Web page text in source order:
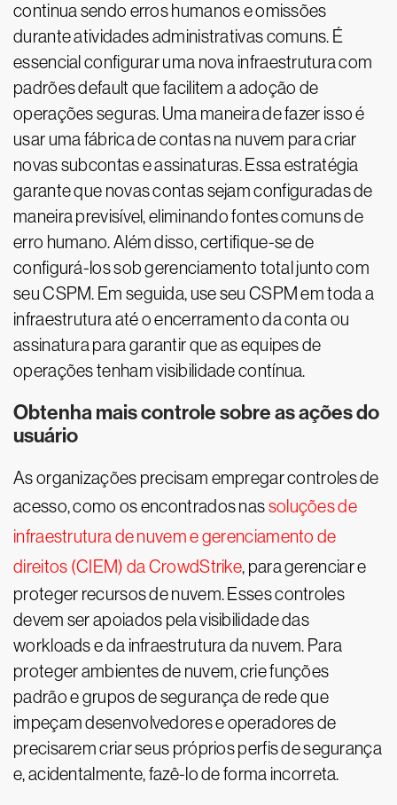
continua sendo erros humanos e omissões
durante atividades administrativas comuns. É
essencial configurar uma nova infraestrutura com
padrões default que facilitem a adoção de
operações seguras. Uma maneira de fazer isso é
usar uma fábrica de contas na nuvem para criar
novas subcontas e assinaturas. Essa estratégia
garante que novas contas sejam configuradas de
maneira previsível, eliminando fontes comuns de
erro humano. Além disso, certifique-se de
configurá-los sob gerenciamento total junto com
seu CSPM. Em seguida, use seu CSPM em toda a
infraestrutura até o encerramento da conta ou
assinatura para garantir que as equipes de
operações tenham visibilidade contínua.
Obtenha mais controle sobre as ações do
usuário
As organizações precisam empregar controles de
acesso, como os encontrados nassoluções de
infraestrutura de nuvem e gerenciamento de
direitos (CIEM) da CrowdStrike, para gerenciar e
proteger recursos de nuvem. Esses controles
devem ser apoiados pela visibilidade das
workloads e da infraestrutura da nuvem. Para
proteger ambientes de nuvem, crie funções
padrão e grupos de segurança de rede que
impeçam desenvolvedores e operadores de
precisarem criar seus próprios perfis de segurança
e, acidentalmente, fazê-lo de forma incorreta.